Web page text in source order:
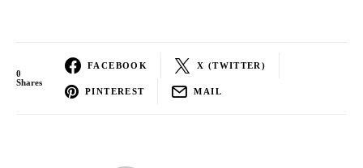
0
Shares
FACEBOOK X (TWITTER)
PINTEREST MAIL